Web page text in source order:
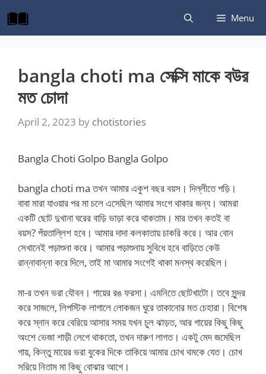
to
content
Menu
bangla choti ma সেক্সি মাকে বউর
মত চোদা
April 2, 2023 by chotistories
Bangla Choti Golpo Bangla Golpo
bangla choti ma তখন আমার একুশ বছর বয়স। দিল্লীতে পড়ি।
বাবা মারা যাওয়ার পর মা চলে এসেছিল আমার সংগে থাকার জন্য। আমরা
একটি ছোট দুখানা ঘরের বাড়ি ভাড়া করে থাকতাম। মার তখন কতই বা
বয়স? পঁয়তাল্লিশ হবে। আমার দাদা কলকাতায় চাকরি করে। আর বোন
সেখানেই পড়াশুনা করে। আমার পড়াশুনায় সুবিধে হবে বাড়িতে কেউ
রান্নাবান্না করে দিলে, তাই মা আমার সংগেই থাকা মনস্থ করেছিল।
মা-র তখন ভরা যৌবন। গায়ের রঙ ফরসা। এমনিতে ছোটখাটো। তবে সুন্দর
করে সাজলে, লিপস্টিক লাগালে লোকজন ঘুরে তাকানোর মত চেহারা। বিশেষ
করে স্নান করে বেরিয়ে আসার সময় যখন চুল ঝাড়ত, আর গায়ের কিছু কিছু
অংশে ভেজা শাড়ী লেগে থাকতো, তখন দারুণ লাগত। একটু মেদ জমেছিল
গায়, কিন্তু মায়ের ভরা বুকের দিকে তাকিয়ে আমার চোখ থমকে যেত। চোখ
সরিয়ে নিতাম মা কিছু বোঝার আগে।